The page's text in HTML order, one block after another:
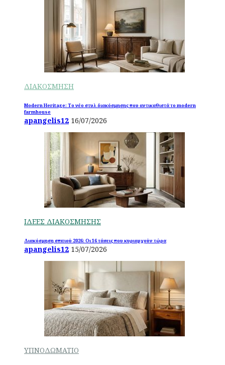
ΔΙΑΚΟΣΜΗΣΗ
Modern Heritage: Το νέο στυλ διακόσμησης που αντικαθιστά το modern
farmhouse
apangelis12 16/07/2026
ΙΔΕΕΣ ΔΙΑΚΟΣΜΗΣΗΣ
Διακόσμηση σπιτιού 2026: Οι 16 τάσεις που κυριαρχούν τώρα
apangelis12 15/07/2026
ΥΠΝΟΔΩΜΑΤΙΟ